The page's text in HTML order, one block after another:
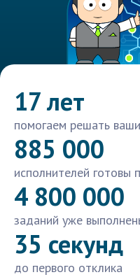
17 лет
помогаем решать
885 000
исполнителей готовы
4 800 000
заданий уже
35 секунд
до первого отклика